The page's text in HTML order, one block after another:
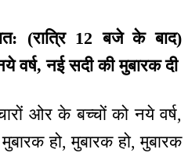
(रात्रि 12 बजे के बाद)
वर्ष, नई सदी की मुबारक दी
ओर के बच्चों को नये वर्ष,
हो, मुबारक हो, मुबारक